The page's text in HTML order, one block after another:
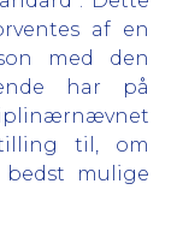
af en
med den
har på
til, om
mulige